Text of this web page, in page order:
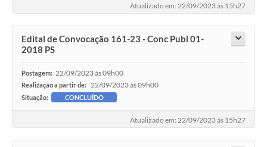
Atualizado em: 22/09/2023 às 15h27
Edital de Convocação 161-23 - Conc Publ 01-
2018 PS
Postagem: 22/09/2023 às 09h00
Realização a partir de: 22/09/2023 às 09h00
Situação: CONCLUÍDO
Atualizado em: 22/09/2023 às 15h27